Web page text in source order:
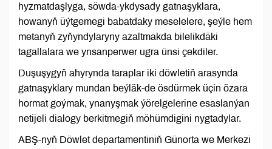
hyzmatdaşlyga, söwda-ykdysady gatnaşyklara,
howanyň üýtgemegi babatdaky meselelere, şeýle hem
metanyň zyňyndylaryny azaltmakda bilelikdäki
tagallalara we ynsanperwer ugra ünsi çekdiler.
Duşuşygyň ahyrynda taraplar iki döwletiň arasynda
gatnaşyklary mundan beýläk-de ösdürmek üçin özara
hormat goýmak, ynanyşmak ýörelgelerine esaslanýan
netijeli dialogy berkitmegiň möhümdigini nygtadylar.
ABŞ-nyň Döwlet departamentiniň Günorta we Merkezi